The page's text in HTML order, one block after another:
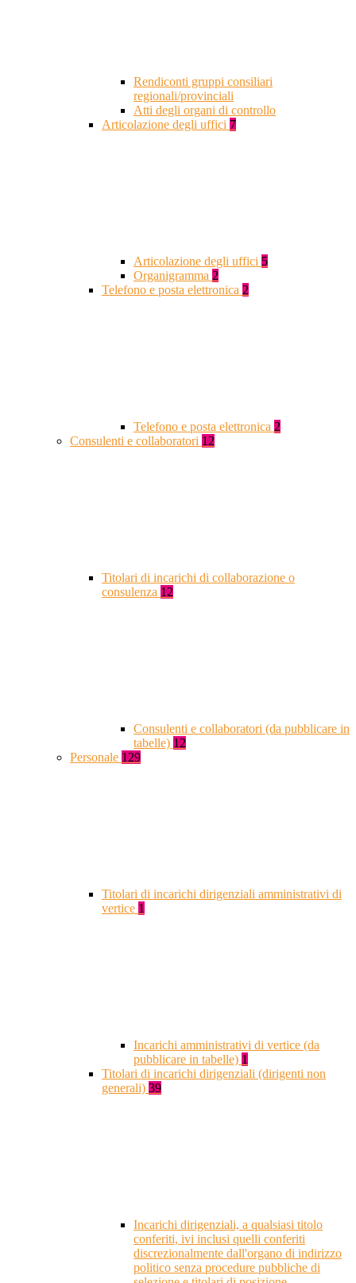
Rendiconti gruppi consiliari
regionali/provinciali
Atti degli organi di controllo
Articolazione degli uffici 7
Articolazione degli uffici 5
Organigramma 2
Telefono e posta elettronica 2
Telefono e posta elettronica 2
Consulenti e collaboratori 12
Titolari di incarichi di collaborazione o
consulenza 12
Consulenti e collaboratori (da pubblicare in
tabelle) 12
Personale 129
Titolari di incarichi dirigenziali amministrativi di
vertice 1
Incarichi amministrativi di vertice (da
pubblicare in tabelle) 1
Titolari di incarichi dirigenziali (dirigenti non
generali) 39
Incarichi dirigenziali, a qualsiasi titolo
conferiti, ivi inclusi quelli conferiti
discrezionalmente dall'organo di indirizzo
politico senza procedure pubbliche di